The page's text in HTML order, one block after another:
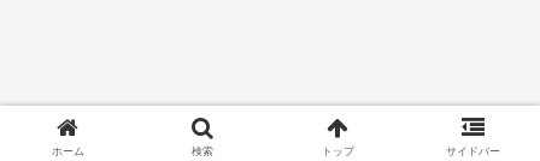
ホーム 検索 トップ サイドバー